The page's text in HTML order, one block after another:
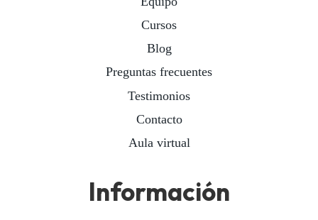
Cursos
Blog
Preguntas frecuentes
Testimonios
Contacto
Aula virtual
Información